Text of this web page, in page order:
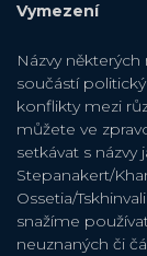
Vymezení
Názvy
součástí
konflikty mezi
můžete ve
setkávat s
Stepanakert/
Ossetia/
snažíme
neuznaných či